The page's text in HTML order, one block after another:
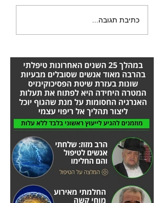
הייתי צריכה לעבור ניתוח
כתיבת תגובה...